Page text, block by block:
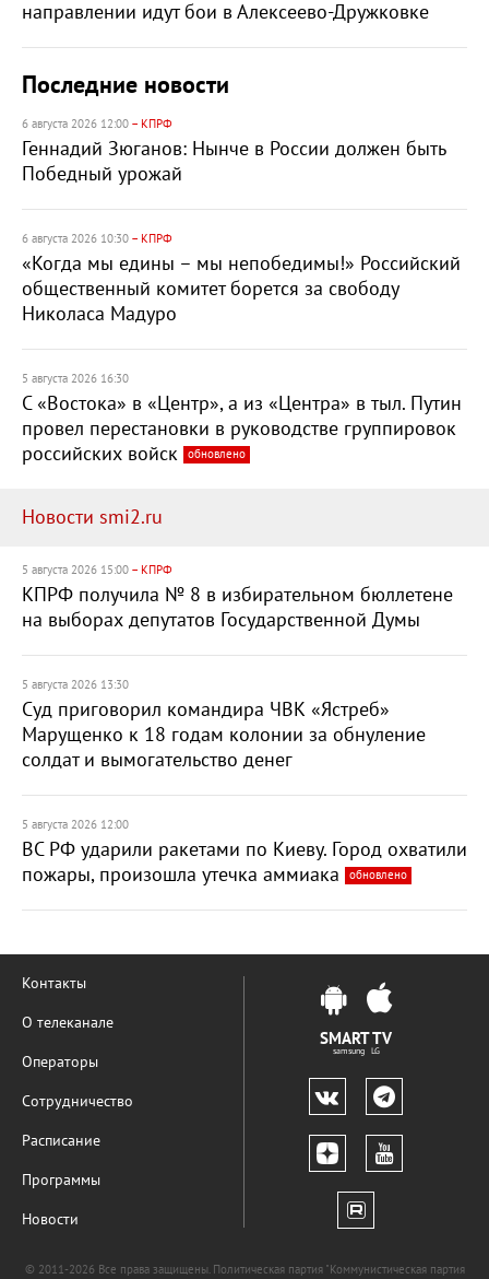
направлении идут бои в Алексеево-Дружковке
Последние новости
6 августа 2026 12:00 – КПРФ
Геннадий Зюганов: Нынче в России должен быть
Победный урожай
6 августа 2026 10:30 – КПРФ
«Когда мы едины – мы непобедимы!» Российский
общественный комитет борется за свободу
Николаса Мадуро
5 августа 2026 16:30
С «Востока» в «Центр», а из «Центра» в тыл. Путин
провел перестановки в руководстве группировок
российских войск
обновлено
Новости smi2.ru
5 августа 2026 15:00 – КПРФ
КПРФ получила № 8 в избирательном бюллетене
на выборах депутатов Государственной Думы
5 августа 2026 13:30
Суд приговорил командира ЧВК «Ястреб»
Марущенко к 18 годам колонии за обнуление
солдат и вымогательство денег
5 августа 2026 12:00
ВС РФ ударили ракетами по Киеву. Город охватили
пожары, произошла утечка аммиака
обновлено
Контакты
О телеканале
Операторы
Сотрудничество
Расписание
Программы
Новости
SMART TV
samsung LG
© 2011-2026 Все права защищены. Политическая партия "Коммунистическая партия